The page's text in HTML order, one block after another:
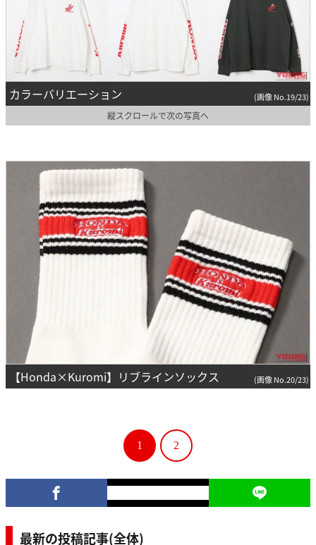
カラーバリエーション (画像 No.19/23)
縦スクロールで次の写真へ
【Honda×Kuromi】リブラインソックス (画像 No.20/23)
1 2
最新の投稿記事(全体)